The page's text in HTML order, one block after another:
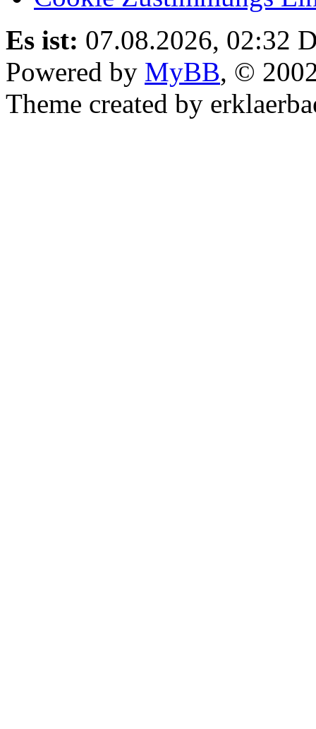
Es ist: 07.08.2026, 02:32
Powered by MyBB, ©
Theme created by